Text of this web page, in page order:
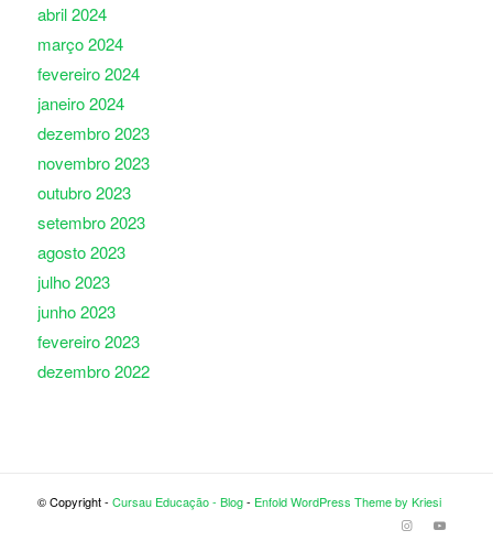
abril 2024
março 2024
fevereiro 2024
janeiro 2024
dezembro 2023
novembro 2023
outubro 2023
setembro 2023
agosto 2023
julho 2023
junho 2023
fevereiro 2023
dezembro 2022
© Copyright - Cursau Educação - Blog- Enfold WordPress Theme by Kriesi